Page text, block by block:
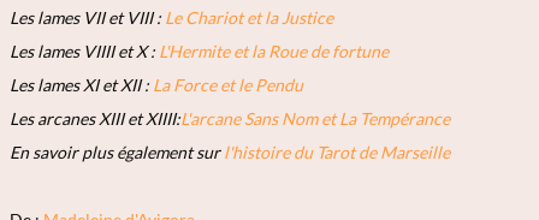
Les lames VII et VIII : Le Chariot et la Justice
Les lames VIIII et X : L'Hermite et la Roue de fortune
Les lames XI et XII : La Force et le Pendu
Les arcanes XIII et XIIII:L'arcane Sans Nom et La Tempérance
En savoir plus également surl'histoire du Tarot de Marseille